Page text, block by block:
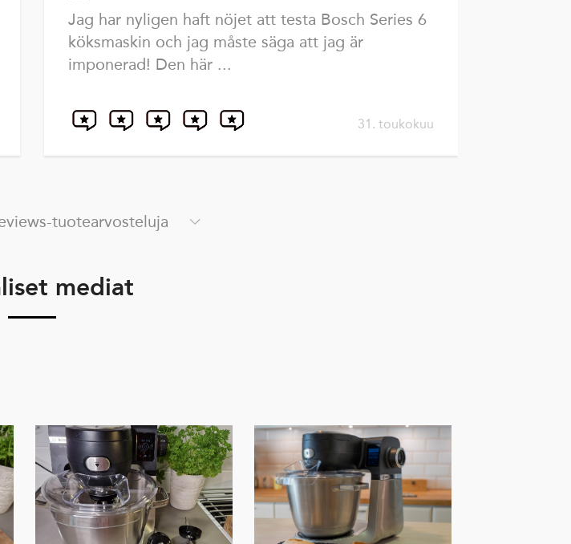
Jag har nyligen haft nöjet att testa Bosch Series 6
köksmaskin och jag måste säga att jag är
imponerad! Den här ...
31. toukokuu
tuotearvosteluja
mediat